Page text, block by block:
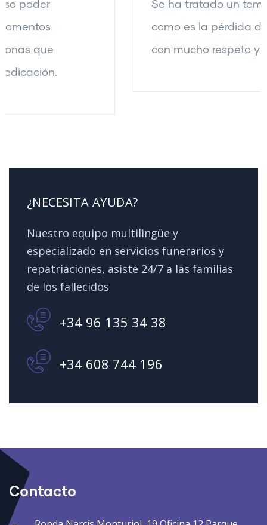
Se ha tratado un tema tan delicado,
como es la pérdida de un ser querido,
con mucho respeto y profesionalidad.
¿NECESITA AYUDA?
Nuestro equipo multilingüe y
especializado en servicios funerarios y
repatriaciones, asiste 24/7 a las familias
de los fallecidos
+34 96 135 34 38
+34 608 744 196
Contacto